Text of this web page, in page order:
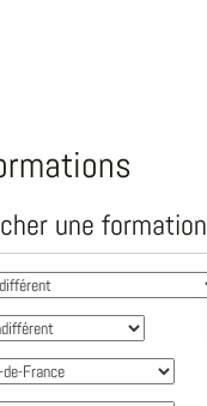
une formation